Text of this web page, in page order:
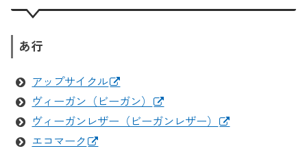
あ行
アップサイクル
ヴィーガン（ビーガン）
ヴィーガンレザー（ビーガンレザー）
エコマーク